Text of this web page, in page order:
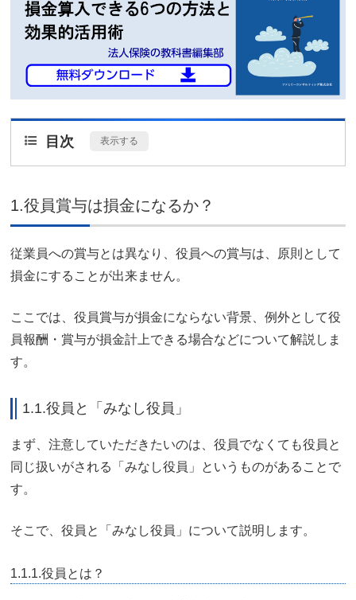
目次 表示する
1.役員賞与は損金になるか？
従業員への賞与とは異なり、役員への賞与は、原則として
損金にすることが出来ません。
ここでは、役員賞与が損金にならない背景、例外として役
員報酬・賞与が損金計上できる場合などについて解説しま
す。
1.1.役員と「みなし役員」
まず、注意していただきたいのは、役員でなくても役員と
同じ扱いがされる「みなし役員」というものがあることで
す。
そこで、役員と「みなし役員」について説明します。
1.1.1.役員とは？